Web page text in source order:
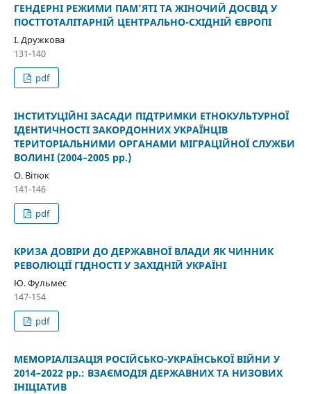
ГЕНДЕРНІ РЕЖИМИ ПАМ’ЯТІ ТА ЖІНОЧИЙ ДОСВІД У
ПОСТТОТАЛІТАРНІЙ ЦЕНТРАЛЬНО-СХІДНІЙ ЄВРОПІ
І. Дружкова
131-140
pdf
ІНСТИТУЦІЙНІ ЗАСАДИ ПІДТРИМКИ ЕТНОКУЛЬТУРНОЇ
ІДЕНТИЧНОСТІ ЗАКОРДОННИХ УКРАЇНЦІВ
ТЕРИТОРІАЛЬНИМИ ОРГАНАМИ МІГРАЦІЙНОЇ СЛУЖБИ
ВОЛИНІ (2004–2005 рр.)
О. Вітюк
141-146
pdf
КРИЗА ДОВІРИ ДО ДЕРЖАВНОЇ ВЛАДИ ЯК ЧИННИК
РЕВОЛЮЦІЇ ГІДНОСТІ У ЗАХІДНІЙ УКРАЇНІ
Ю. Фульмес
147-154
pdf
МЕМОРІАЛІЗАЦІЯ РОСІЙСЬКО-УКРАЇНСЬКОЇ ВІЙНИ У
2014–2022 рр.: ВЗАЄМОДІЯ ДЕРЖАВНИХ ТА НИЗОВИХ
ІНІЦІАТИВ